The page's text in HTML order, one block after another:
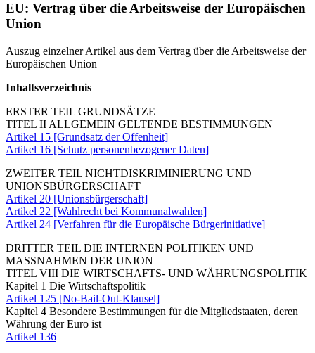
EU: Vertrag über die Arbeitsweise der Europäischen
Union
Auszug einzelner Artikel aus dem Vertrag über die Arbeitsweise der
Europäischen Union
Inhaltsverzeichnis
ERSTER TEIL GRUNDSÄTZE
TITEL II ALLGEMEIN GELTENDE BESTIMMUNGEN
Artikel 15 [Grundsatz der Offenheit]
Artikel 16 [Schutz personenbezogener Daten]
ZWEITER TEIL NICHTDISKRIMINIERUNG UND
UNIONSBÜRGERSCHAFT
Artikel 20 [Unionsbürgerschaft]
Artikel 22 [Wahlrecht bei Kommunalwahlen]
Artikel 24 [Verfahren für die Europäische Bürgerinitiative]
DRITTER TEIL DIE INTERNEN POLITIKEN UND
MASSNAHMEN DER UNION
TITEL VIII DIE WIRTSCHAFTS- UND WÄHRUNGSPOLITIK
Kapitel 1 Die Wirtschaftspolitik
Artikel 125 [No-Bail-Out-Klausel]
Kapitel 4 Besondere Bestimmungen für die Mitgliedstaaten, deren
Währung der Euro ist
Artikel 136